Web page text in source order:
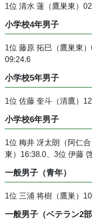
1位 清水 蓮（鷹巣東）
小学校4年男子
1位 藤原 拓巳（鷹巣東
09:24.6
小学校5年男子
1位 佐藤 奎斗（清鷹）
小学校6年男子
1位 梅井 冴太朗（阿仁
東）16:38.0、3位 伊藤
一般男子（青年）
1位 三浦 将樹（鷹巣）
一般男子（ベテラン2部